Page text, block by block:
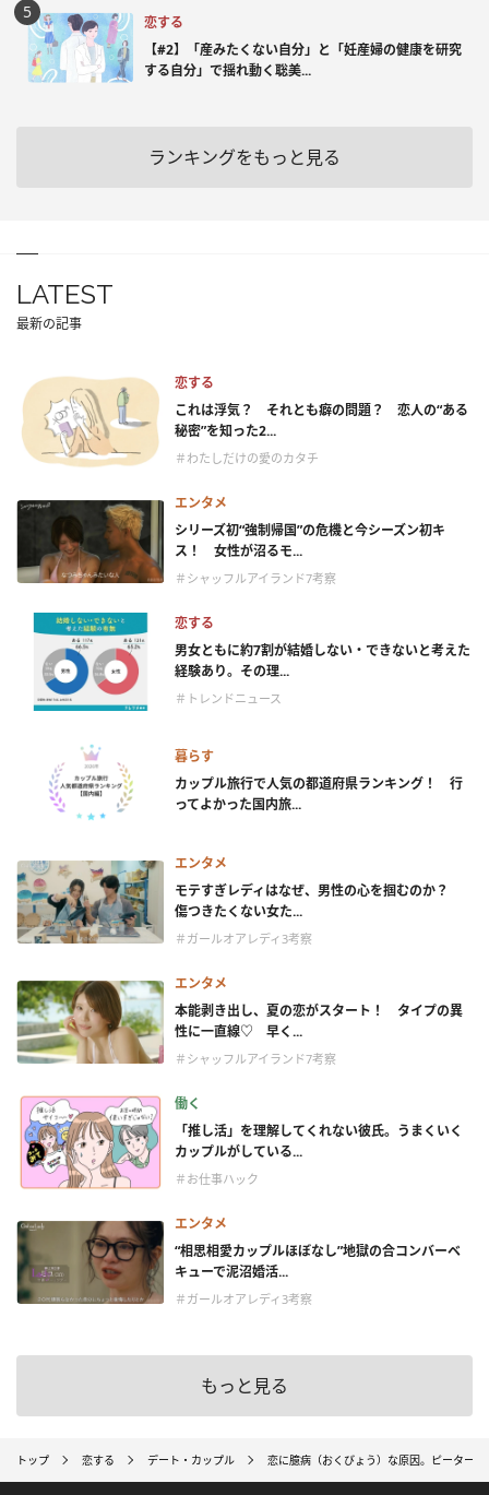
恋する
【#2】「産みたくない自分」と「妊産婦の健康を研究
する自分」で揺れ動く聡美...
ランキングをもっと見る
LATEST
最新の記事
恋する
これは浮気？ それとも癖の問題？ 恋人の“ある
秘密”を知った2...
＃わたしだけの愛のカタチ
エンタメ
シリーズ初“強制帰国”の危機と今シーズン初キ
ス！ 女性が沼るモ...
＃シャッフルアイランド7考察
恋する
男女ともに約7割が結婚しない・できないと考えた
経験あり。その理...
＃トレンドニュース
暮らす
カップル旅行で人気の都道府県ランキング！ 行
ってよかった国内旅...
エンタメ
モテすぎレディはなぜ、男性の心を掴むのか？
傷つきたくない女た...
＃ガールオアレディ3考察
エンタメ
本能剥き出し、夏の恋がスタート！ タイプの異
性に一直線♡ 早く...
＃シャッフルアイランド7考察
働く
「推し活」を理解してくれない彼氏。うまくいく
カップルがしている...
＃お仕事ハック
エンタメ
“相思相愛カップルほぼなし”地獄の合コンバーベ
キューで泥沼婚活...
＃ガールオアレディ3考察
もっと見る
トップ 恋する デート・カップル 恋に臆病（おくびょう）な原因。ピーター